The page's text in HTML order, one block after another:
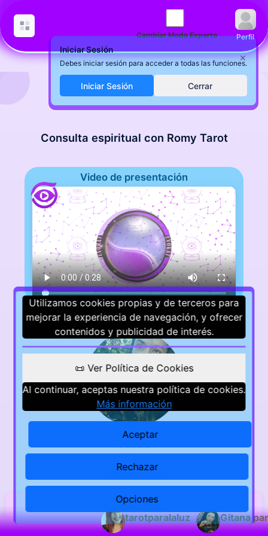
Cambiar Modo Experto Perfil
Iniciar Sesión
×
Debes iniciar sesión para acceder a todas las funciones.
Iniciar Sesión Cerrar
Consulta espiritual con Romy Tarot
Video de presentación
⭐ ⭐ ⭐ ⭐ ⭐
Romy Tarot
Valoraciones
tarotparalaluz
Gitana
Utilizamos cookies propias y de terceros para
mejorar la experiencia de navegación, y ofrecer
contenidos y publicidad de interés.
📜 Ver Política de Cookies
Al continuar, aceptas nuestra política de cookies.
Más información
Aceptar
Rechazar
Opciones